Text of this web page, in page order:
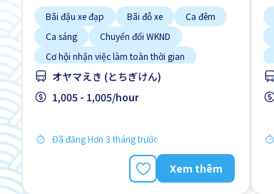
Bãi đậu xe đạp Bãi đỗ xe
Ca đêm
Ca sáng
Chuyển đổi WKND
Cơ hội nhận việc làm toàn thời gian
Gần ga tàu
Ít hơn theo thời gian
Ưu tiên có visa học sinh
オヤマえき (とちぎけん)
1,005 - 1,005/hour
Đã đăng Hơn 3 tháng trước
Xem thêm